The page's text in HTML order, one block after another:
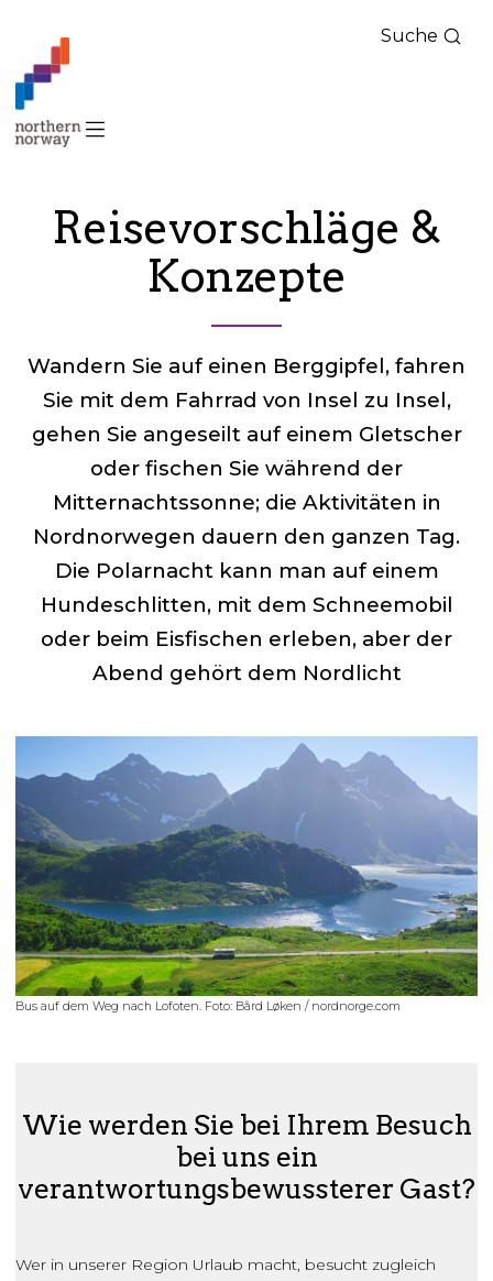
Nord-
Norge
–
Deutsch
Suche
Reisevorschläge &
Konzepte
Wandern Sie auf einen Berggipfel, fahren
Sie mit dem Fahrrad von Insel zu Insel,
gehen Sie angeseilt auf einem Gletscher
oder fischen Sie während der
Mitternachtssonne; die Aktivitäten in
Nordnorwegen dauern den ganzen Tag.
Die Polarnacht kann man auf einem
Hundeschlitten, mit dem Schneemobil
oder beim Eisfischen erleben, aber der
Abend gehört dem Nordlicht
Bus auf dem Weg nach Lofoten. Foto: Bård Løken / nordnorge.com
Wie werden Sie bei Ihrem Besuch
bei uns ein
verantwortungsbewussterer Gast?
Wer in unserer Region Urlaub macht, besucht zugleich